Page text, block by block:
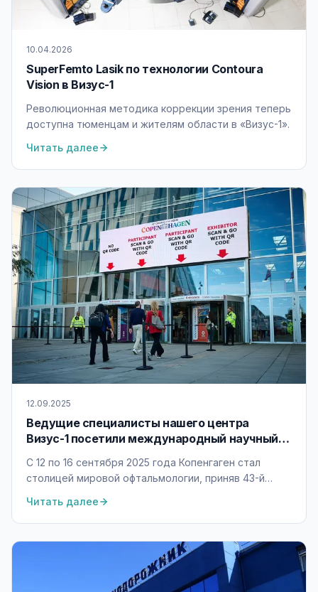
10.04.2026
SuperFemto Lasik по технологии Contoura
Vision в Визус-1
Революционная методика коррекции зрения теперь
доступна тюменцам и жителям области в «Визус-1».
Читать далее
12.09.2025
Ведущие специалисты нашего центра
Визус-1 посетили международный научный
С 12 по 16 сентября 2025 года Копенгаген стал
столицей мировой офтальмологии, приняв 43-й
рефракционных хирургов (ESCRS).
Читать далее